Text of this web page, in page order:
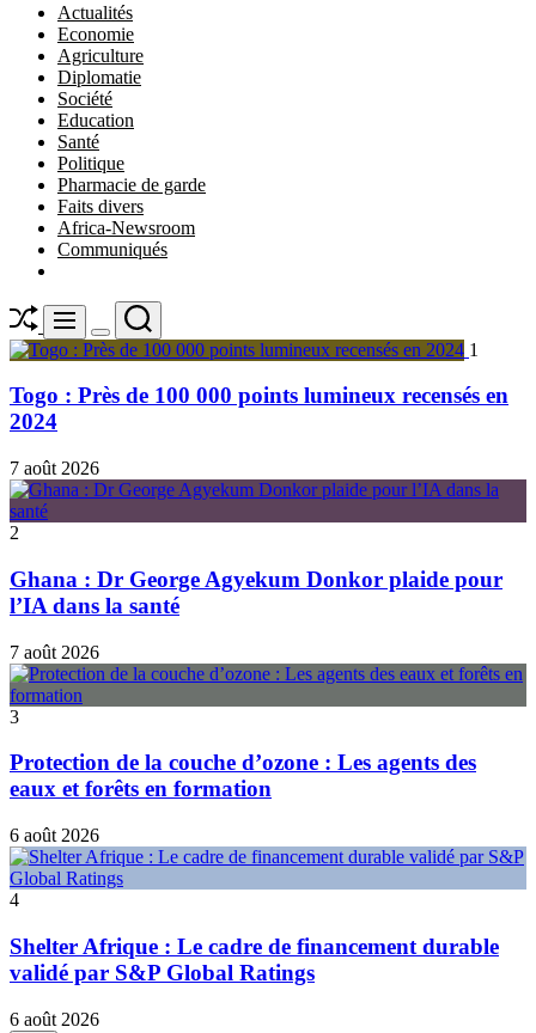
Actualités
Economie
Agriculture
Diplomatie
Société
Education
Santé
Politique
Pharmacie de garde
Faits divers
Africa-Newsroom
Communiqués
ShuffleMenu
Switch
color
Search
1
Togo : Près de 100 000 points lumineux recensés en
2024
7 août 2026
2
Ghana : Dr George Agyekum Donkor plaide pour
l’IA dans la santé
7 août 2026
3
Protection de la couche d’ozone : Les agents des
eaux et forêts en formation
6 août 2026
4
Shelter Afrique : Le cadre de financement durable
validé par S&P Global Ratings
6 août 2026